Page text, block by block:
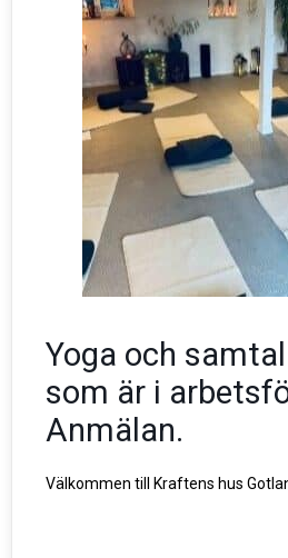
Yoga och
som är i
Anmälan.
Välkommen till Kraftens hus